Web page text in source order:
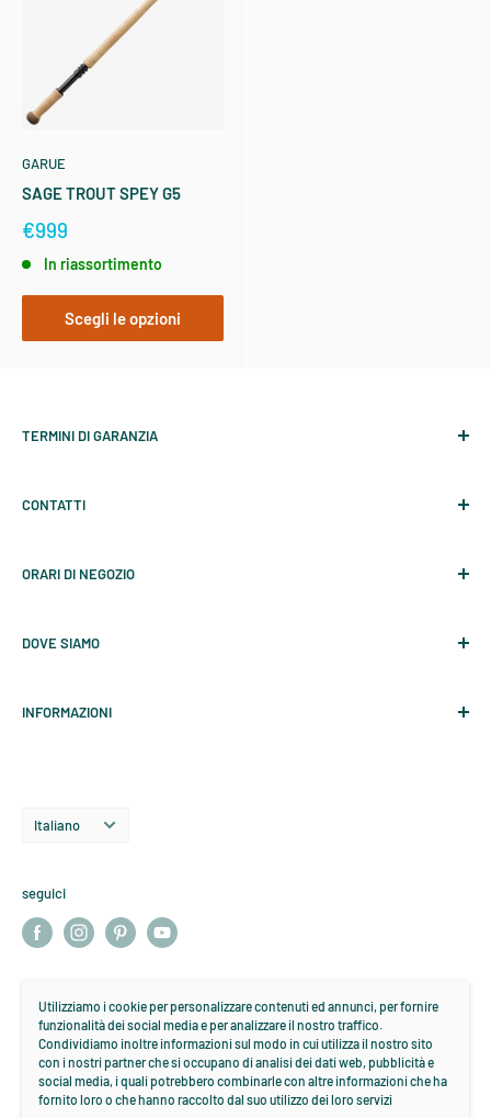
GARUE
SAGE TROUT SPEY G5
€999
In riassortimento
Scegli le opzioni
TERMINI DI GARANZIA
Garanzia Redington
CONTATTI
Il mio account
Cerca
ORARI DI NEGOZIO
DOVE SIAMO
INFORMAZIONI
Informativa sulla privacy
Termini e condizioni del servizio
Informativa sui resi
lingua
Italiano
seguici
si accettano
Utilizziamo i cookie per personalizzare contenuti ed annunci, per fornire
funzionalità dei social media e per analizzare il nostro traffico.
Condividiamo inoltre informazioni sul modo in cui utilizza il nostro sito
con i nostri partner che si occupano di analisi dei dati web, pubblicità e
social media, i quali potrebbero combinarle con altre informazioni che ha
fornito loro o che hanno raccolto dal suo utilizzo dei loro servizi